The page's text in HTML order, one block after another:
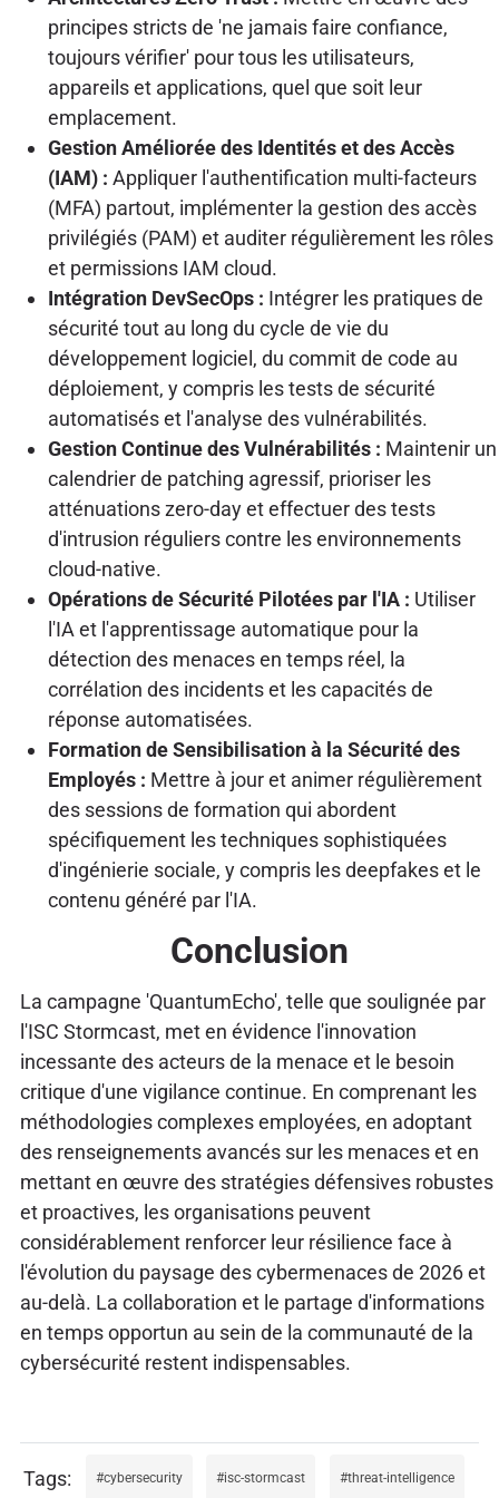
principes stricts de 'ne jamais faire confiance,
toujours vérifier' pour tous les utilisateurs,
appareils et applications, quel que soit leur
emplacement.
Gestion Améliorée des Identités et des Accès
(IAM) : Appliquer l'authentification multi-facteurs
(MFA) partout, implémenter la gestion des accès
privilégiés (PAM) et auditer régulièrement les rôles
et permissions IAM cloud.
Intégration DevSecOps : Intégrer les pratiques de
sécurité tout au long du cycle de vie du
développement logiciel, du commit de code au
déploiement, y compris les tests de sécurité
automatisés et l'analyse des vulnérabilités.
Gestion Continue des Vulnérabilités : Maintenir un
calendrier de patching agressif, prioriser les
atténuations zero-day et effectuer des tests
d'intrusion réguliers contre les environnements
cloud-native.
Opérations de Sécurité Pilotées par l'IA : Utiliser
l'IA et l'apprentissage automatique pour la
détection des menaces en temps réel, la
corrélation des incidents et les capacités de
réponse automatisées.
Formation de Sensibilisation à la Sécurité des
Employés : Mettre à jour et animer régulièrement
des sessions de formation qui abordent
spécifiquement les techniques sophistiquées
d'ingénierie sociale, y compris les deepfakes et le
contenu généré par l'IA.
Conclusion
La campagne 'QuantumEcho', telle que soulignée par
l'ISC Stormcast, met en évidence l'innovation
incessante des acteurs de la menace et le besoin
critique d'une vigilance continue. En comprenant les
méthodologies complexes employées, en adoptant
des renseignements avancés sur les menaces et en
mettant en œuvre des stratégies défensives robustes
et proactives, les organisations peuvent
considérablement renforcer leur résilience face à
l'évolution du paysage des cybermenaces de 2026 et
au-delà. La collaboration et le partage d'informations
en temps opportun au sein de la communauté de la
cybersécurité restent indispensables.
cybersecurity isc-stormcast threat-intelligence